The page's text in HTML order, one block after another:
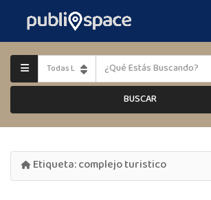
BUSCAR
Etiqueta:complejo turistico